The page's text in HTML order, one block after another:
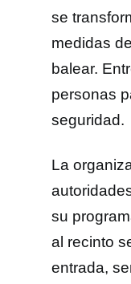
se
medidas
balear.
personas
seguridad.
La
su
al recinto
entrada,